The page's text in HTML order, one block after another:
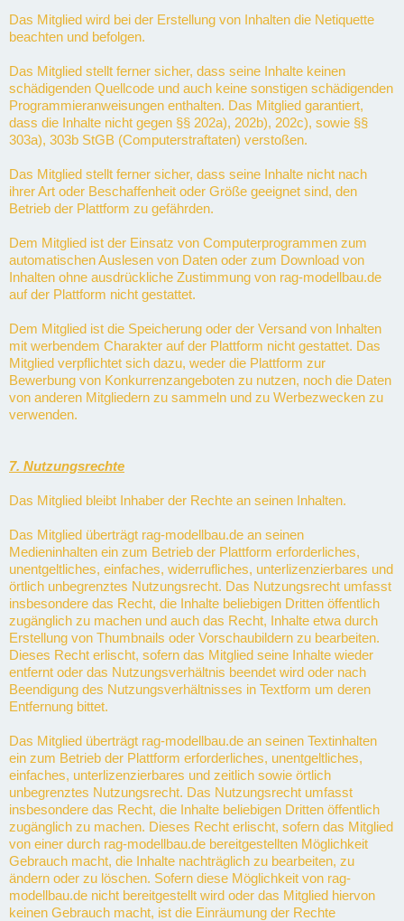
Das Mitglied wird bei der Erstellung von Inhalten die Netiquette
beachten und befolgen.
Das Mitglied stellt ferner sicher, dass seine Inhalte keinen
schädigenden Quellcode und auch keine sonstigen schädigenden
Programmieranweisungen enthalten. Das Mitglied garantiert,
dass die Inhalte nicht gegen §§ 202a), 202b), 202c), sowie §§
303a), 303b StGB (Computerstraftaten) verstoßen.
Das Mitglied stellt ferner sicher, dass seine Inhalte nicht nach
ihrer Art oder Beschaffenheit oder Größe geeignet sind, den
Betrieb der Plattform zu gefährden.
Dem Mitglied ist der Einsatz von Computerprogrammen zum
automatischen Auslesen von Daten oder zum Download von
Inhalten ohne ausdrückliche Zustimmung von rag-modellbau.de
auf der Plattform nicht gestattet.
Dem Mitglied ist die Speicherung oder der Versand von Inhalten
mit werbendem Charakter auf der Plattform nicht gestattet. Das
Mitglied verpflichtet sich dazu, weder die Plattform zur
Bewerbung von Konkurrenzangeboten zu nutzen, noch die Daten
von anderen Mitgliedern zu sammeln und zu Werbezwecken zu
verwenden.
7. Nutzungsrechte
Das Mitglied bleibt Inhaber der Rechte an seinen Inhalten.
Das Mitglied überträgt rag-modellbau.de an seinen
Medieninhalten ein zum Betrieb der Plattform erforderliches,
unentgeltliches, einfaches, widerrufliches, unterlizenzierbares und
örtlich unbegrenztes Nutzungsrecht. Das Nutzungsrecht umfasst
insbesondere das Recht, die Inhalte beliebigen Dritten öffentlich
zugänglich zu machen und auch das Recht, Inhalte etwa durch
Erstellung von Thumbnails oder Vorschaubildern zu bearbeiten.
Dieses Recht erlischt, sofern das Mitglied seine Inhalte wieder
entfernt oder das Nutzungsverhältnis beendet wird oder nach
Beendigung des Nutzungsverhältnisses in Textform um deren
Entfernung bittet.
Das Mitglied überträgt rag-modellbau.de an seinen Textinhalten
ein zum Betrieb der Plattform erforderliches, unentgeltliches,
einfaches, unterlizenzierbares und zeitlich sowie örtlich
unbegrenztes Nutzungsrecht. Das Nutzungsrecht umfasst
insbesondere das Recht, die Inhalte beliebigen Dritten öffentlich
zugänglich zu machen. Dieses Recht erlischt, sofern das Mitglied
von einer durch rag-modellbau.de bereitgestellten Möglichkeit
Gebrauch macht, die Inhalte nachträglich zu bearbeiten, zu
ändern oder zu löschen. Sofern diese Möglichkeit von rag-
modellbau.de nicht bereitgestellt wird oder das Mitglied hiervon
keinen Gebrauch macht, ist die Einräumung der Rechte